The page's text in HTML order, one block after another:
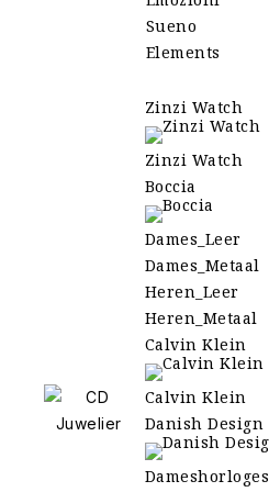
Sueno
Elements
Zinzi Watch
Zinzi Watch
Boccia
Dames_Leer
Dames_Metaal
Heren_Leer
Heren_Metaal
Calvin Klein
Calvin Klein
Danish Design
Dameshorloges